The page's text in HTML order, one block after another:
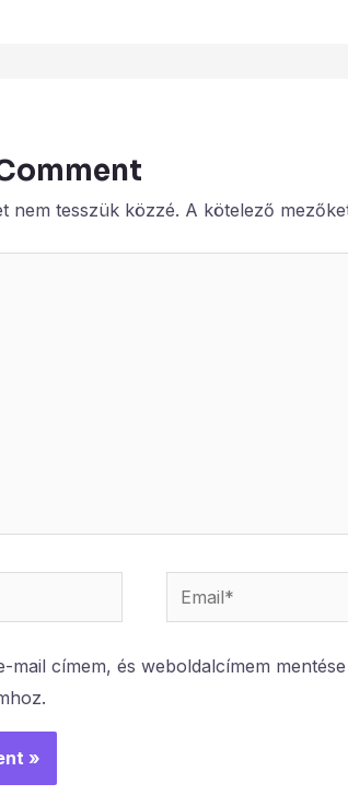
nem tesszük közzé. A kötelező
Email*
mail címem, és weboldalcímem